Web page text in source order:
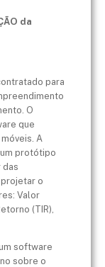
da
para
O
que
A
protótipo
das
o
Valor
(TIR),
software
sobre o